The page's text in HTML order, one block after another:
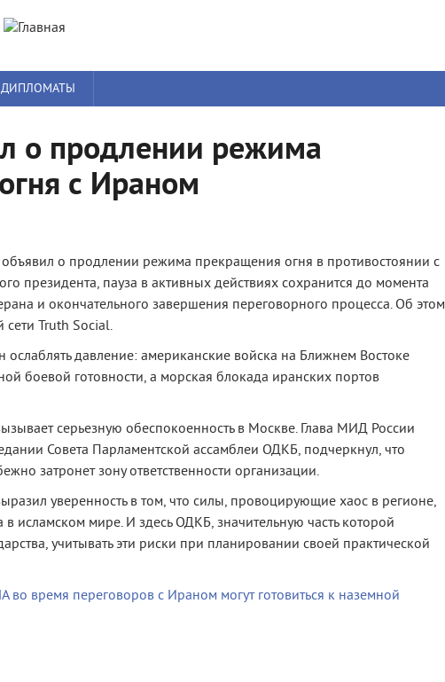
ДИПЛОМАТЫ
о продлении режима
с Ираном
о продлении режима прекращения огня в противостоянии с
президента, пауза в активных действиях сохранится до момента
и окончательного завершения переговорного процесса. Об этом
Truth Social.
давление: американские войска на Ближнем Востоке
боевой готовности, а морская блокада иранских портов
серьезную обеспокоенность в Москве. Глава МИД России
Совета Парламентской ассамблеи ОДКБ, подчеркнул, что
затронет зону ответственности организации.
уверенность в том, что силы, провоцирующие хаос в регионе,
в исламском мире. И здесь ОДКБ, значительную часть которой
учитывать эти риски при планировании своей практической
во время переговоров с Ираном могут готовиться к наземной